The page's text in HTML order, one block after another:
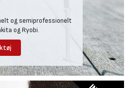
og semiprofessionelt
og Ryobi.